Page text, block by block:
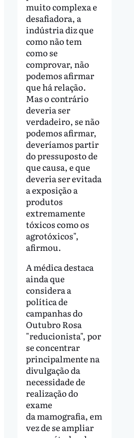
muito complexa e
desafiadora, a
indústria diz que
como não tem
como se
comprovar, não
podemos afirmar
que há relação.
Mas o contrário
deveria ser
verdadeiro, se não
podemos afirmar,
deveríamos partir
do pressuposto de
que causa, e que
deveria ser evitada
a exposição a
produtos
extremamente
tóxicos como os
agrotóxicos",
afirmou.
A médica destaca
ainda que
considera a
política de
campanhas do
Outubro Rosa
"reducionista", por
se concentrar
principalmente na
divulgação da
necessidade de
realização do
exame
da mamografia, em
vez de se ampliar